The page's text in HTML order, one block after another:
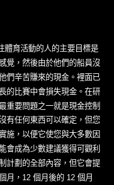
體育活動的人的主要目標是
覺，然後由於他們的船員沒
們辛苦賺來的現金。裡面已
的比賽中會損失現金。在研
重要問題之一就是現金控制
有任何東西可以確定，但您
施，以便它使您與大多數因
會成為少數建議獲得可觀利
計劃的全部內容，但它會提
月，12 個月後的 12 個月